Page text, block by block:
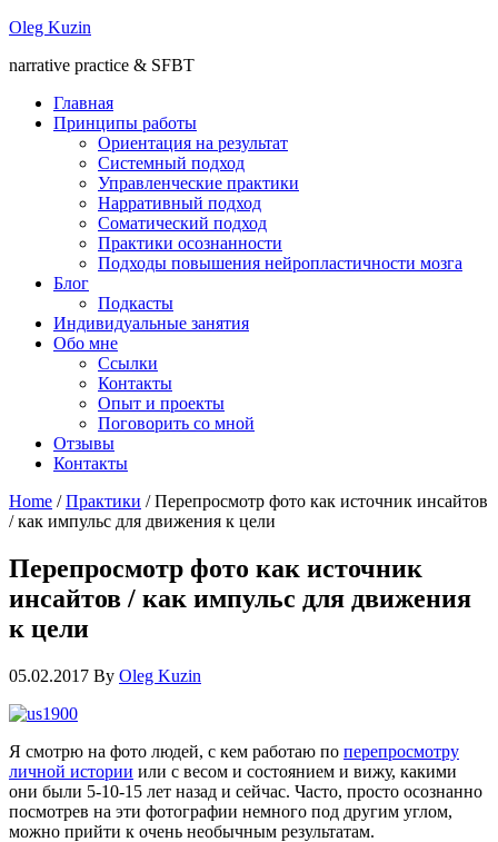
Oleg Kuzin
narrative practice & SFBT
Главная
Принципы работы
Ориентация на результат
Системный подход
Управленческие практики
Нарративный подход
Соматический подход
Практики осознанности
Подходы повышения нейропластичности мозга
Блог
Подкасты
Индивидуальные занятия
Обо мне
Ссылки
Контакты
Опыт и проекты
Поговорить со мной
Отзывы
Контакты
Home / Практики /Перепросмотр фото как источник инсайтов
/ как импульс для движения к цели
Перепросмотр фото как источник
инсайтов / как импульс для движения
к цели
05.02.2017 By Oleg Kuzin
Я смотрю на фото людей, с кем работаю по перепросмотру
личной истории или с весом и состоянием и вижу, какими
они были 5-10-15 лет назад и сейчас. Часто, просто осознанно
посмотрев на эти фотографии немного под другим углом,
можно прийти к очень необычным результатам.